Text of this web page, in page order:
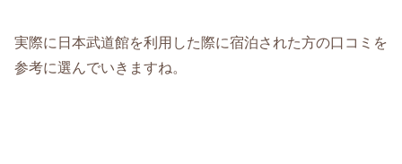
実際に日本武道館を利用した際に宿泊された方の口コミを
参考に選んでいきますね。